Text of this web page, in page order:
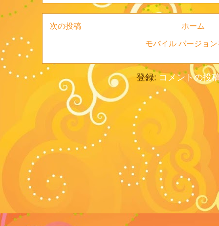
次の投稿 ホーム
モバイル バージョ
登録: コメントの投